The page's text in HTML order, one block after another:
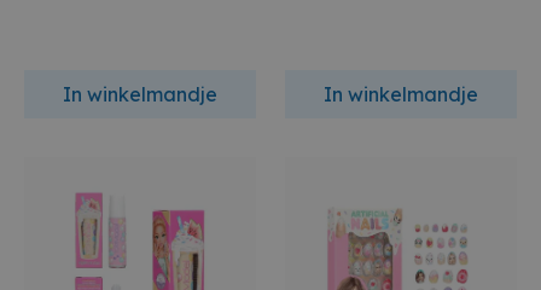
In winkelmandje In winkelmandje